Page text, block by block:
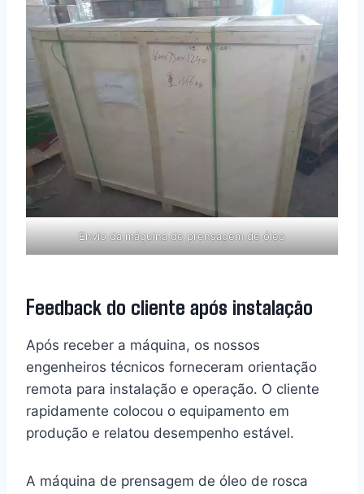
Envio da máquina de prensagem de óleo
Feedback do cliente após instalação
Após receber a máquina, os nossos
engenheiros técnicos forneceram orientação
remota para instalação e operação. O cliente
rapidamente colocou o equipamento em
produção e relatou desempenho estável.
A máquina de prensagem de óleo de rosca